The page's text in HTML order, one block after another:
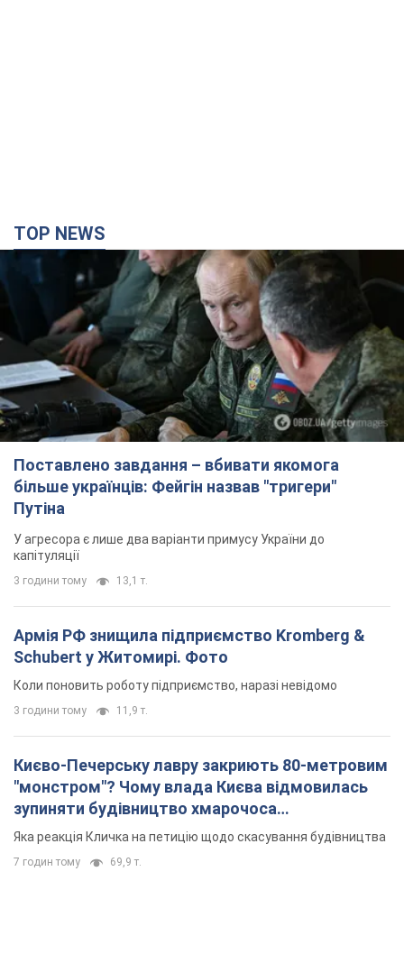
TOP NEWS
Поставлено завдання – вбивати якомога
більше українців: Фейгін назвав "тригери"
Путіна
У агресора є лише два варіанти примусу України до
капітуляції
3 години тому 13,1 т.
Армія РФ знищила підприємство Kromberg &
Schubert у Житомирі. Фото
Коли поновить роботу підприємство, наразі невідомо
3 години тому 11,9 т.
Києво-Печерську лавру закриють 80-метровим
"монстром"? Чому влада Києва відмовилась
зупиняти будівництво хмарочоса
"московського вірянина"
Яка реакція Кличка на петицію щодо скасування будівництва
7 годин тому 69,9 т.